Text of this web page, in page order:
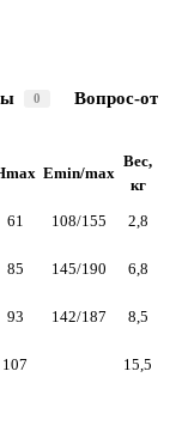
0 Вопрос-
Emin/max
Вес,
кг
61 108/155
2,8
85 145/190
6,8
93 142/187
8,5
107 15,5